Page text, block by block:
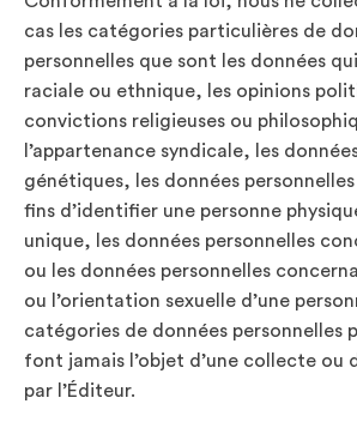
cas les catégories particulières de
personnelles que sont les données
raciale ou ethnique, les opinions
convictions religieuses ou
l’appartenance syndicale, les
génétiques, les données
fins d’identifier une personne
unique, les données personnelles
ou les données personnelles
ou l’orientation sexuelle d’une
catégories de données personnelles
font jamais l’objet d’une collecte ou
par l’Éditeur.